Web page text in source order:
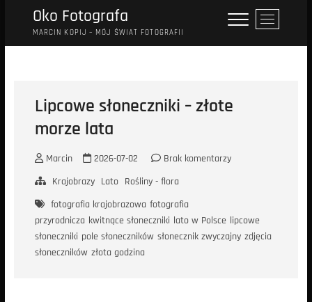
Oko Fotografa
MARCIN KOPIJ – MÓJ ŚWIAT FOTOGRAFII
P
r
z
Lipcowe słoneczniki – złote
morze lata
Marcin 2026-07-02
Brak komentarzy
Krajobrazy Lato Rośliny - flora
fotografia krajobrazowa fotografia
przyrodnicza kwitnące słoneczniki lato w Polsce lipcowe
słoneczniki pole słoneczników słonecznik zwyczajny zdjęcia
słoneczników złota godzina